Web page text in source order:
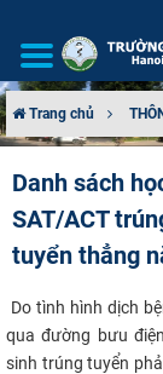
CƠ CẤU TỔ
TUYỂN SINH
ĐÀO TẠO
Trang chủ
Danh sách
SAT/ACT
tuyển thẳng
Do tình hình dịch
qua đường bưu
sinh trúng tuyển